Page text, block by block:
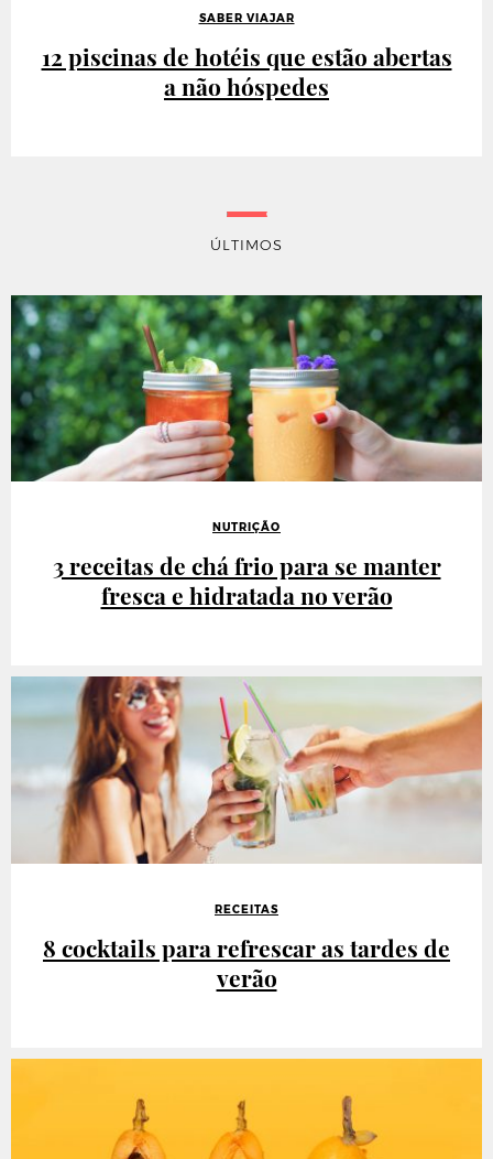
SABER VIAJAR
12 piscinas de hotéis que estão abertas
a não hóspedes
ÚLTIMOS
NUTRIÇÃO
3 receitas de chá frio para se manter
fresca e hidratada no verão
RECEITAS
8 cocktails para refrescar as tardes de
verão